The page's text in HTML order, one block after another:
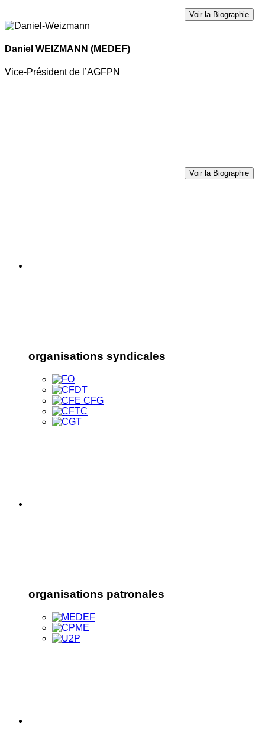
Voir la Biographie
Daniel WEIZMANN (MEDEF)
Vice-Président de l’AGFPN
Voir la Biographie
organisations syndicales
organisations patronales